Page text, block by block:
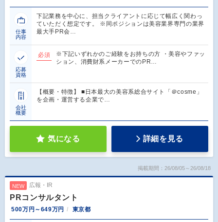
仕事
内容
下記業務を中心に、担当クライアントに応じて幅広く関わっ
ていただく想定です。 ※同ポジションは美容業界専門の業界
最大手PR会…
応募
資格
必須
※下記いずれかのご経験をお持ちの方 ・美容やファッ
ション、消費財系メーカーでのPR…
会社
概要
【概要・特徴】 ■日本最大の美容系総合サイト「＠cosme」
を企画・運営する企業で…
気になる 詳細を見る
掲載期間：26/08/05～26/08/18
NEW 広報・IR
PRコンサルタント
500万円～649万円 東京都